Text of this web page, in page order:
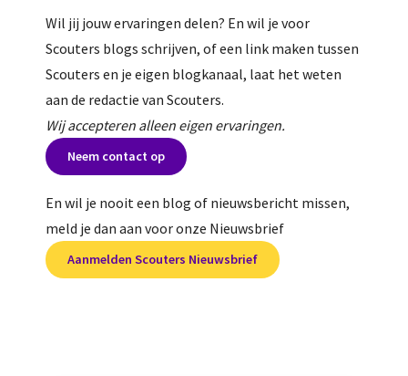
Wil jij jouw ervaringen delen? En wil je voor
Scouters blogs schrijven, of een link maken tussen
Scouters en je eigen blogkanaal, laat het weten
aan de redactie van Scouters.
Wij accepteren alleen eigen ervaringen.
Neem contact op
En wil je nooit een blog of nieuwsbericht missen,
meld je dan aan voor onze Nieuwsbrief
Aanmelden Scouters Nieuwsbrief